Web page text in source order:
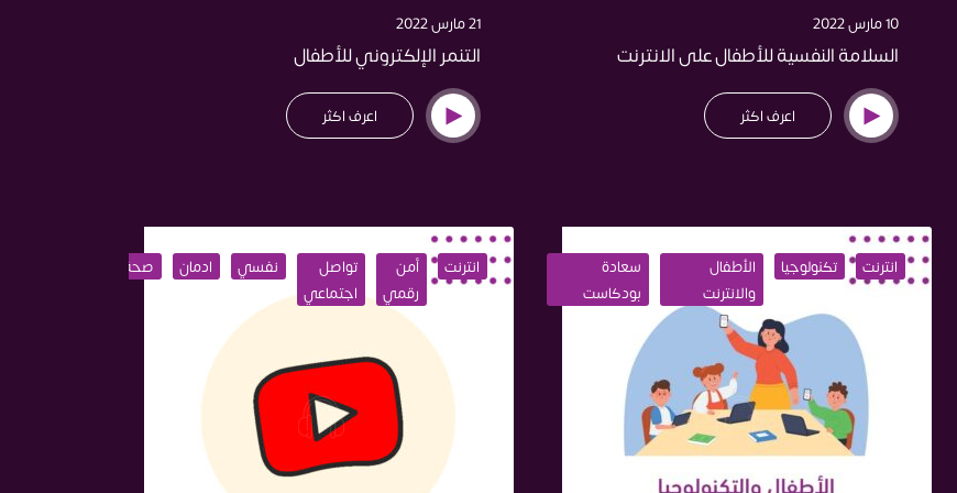
10 مارس 2022
السلامة النفسية للأطفال على الانترنت
اعرف اكثر
21 مارس 2022
التنمر الإلكتروني للأطفال
اعرف اكثر
انترنت تكنولوجيا
الأطفال
والانترنت
سعادة
بودكاست
انترنت
أمن
رقمي
تواصل
اجتماعي
نفسي ادمان صحة